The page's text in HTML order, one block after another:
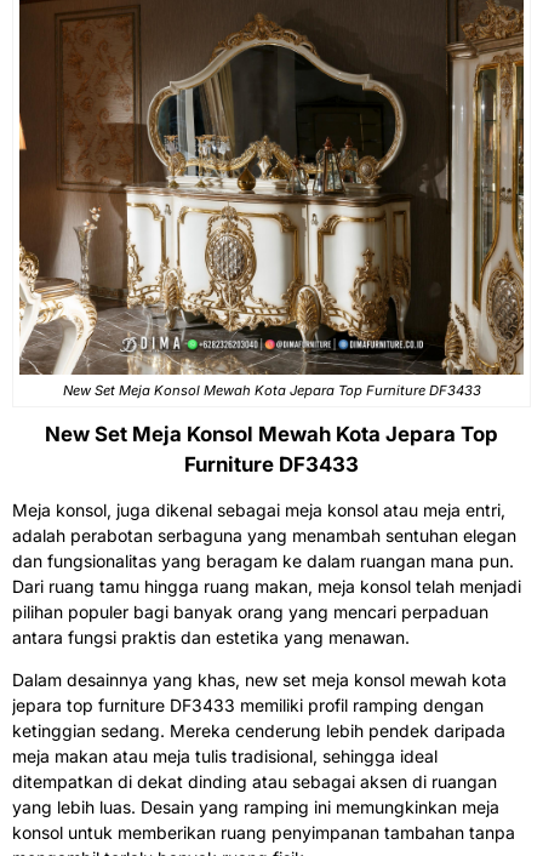
New Set Meja Konsol Mewah Kota Jepara Top Furniture DF3433
New Set Meja Konsol Mewah Kota Jepara Top
Furniture DF3433
Meja konsol, juga dikenal sebagai meja konsol atau meja entri,
adalah perabotan serbaguna yang menambah sentuhan elegan
dan fungsionalitas yang beragam ke dalam ruangan mana pun.
Dari ruang tamu hingga ruang makan, meja konsol telah menjadi
pilihan populer bagi banyak orang yang mencari perpaduan
antara fungsi praktis dan estetika yang menawan.
Dalam desainnya yang khas, new set meja konsol mewah kota
jepara top furniture DF3433 memiliki profil ramping dengan
ketinggian sedang. Mereka cenderung lebih pendek daripada
meja makan atau meja tulis tradisional, sehingga ideal
ditempatkan di dekat dinding atau sebagai aksen di ruangan
yang lebih luas. Desain yang ramping ini memungkinkan meja
konsol untuk memberikan ruang penyimpanan tambahan tanpa